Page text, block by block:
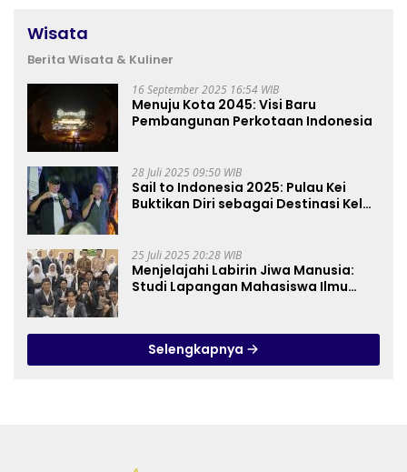
Wisata
Berita Wisata & Kuliner
16 September 2025 16:54 WIB
Menuju Kota 2045: Visi Baru
Pembangunan Perkotaan Indonesia
28 Juli 2025 09:50 WIB
Sail to Indonesia 2025: Pulau Kei
Buktikan Diri sebagai Destinasi Kelas
25 Juli 2025 20:28 WIB
Menjelajahi Labirin Jiwa Manusia:
Studi Lapangan Mahasiswa Ilmu
Selengkapnya